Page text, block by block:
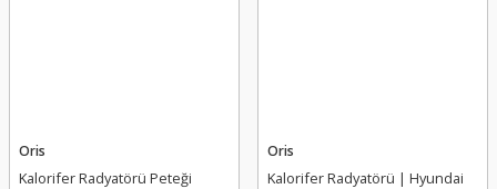
Oris
Kalorifer Radyatörü Peteği
Oris
Kalorifer Radyatörü | Hyundai